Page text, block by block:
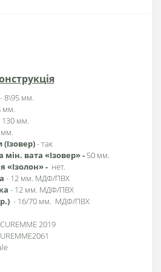
- 8\95 мм.
мм.
130 мм.
- так
вата «Ізовер»- 50 мм.
«Ізолон» - нет.
- 12 мм. МДФ/ПВХ
- 12 мм. МДФ/ПВХ
- 16/70 мм. МДФ/ПВХ
2019